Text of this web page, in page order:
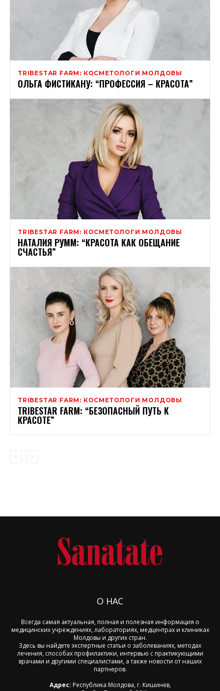
TRIBESTAR FARM: КОСМЕТОЛОГИ МОЛДОВЫ
ОЛЬГА ФИСТИКАНУ: “ПРОФЕССИЯ – КРАСОТА”
TRIBESTAR FARM: КОСМЕТОЛОГИ МОЛДОВЫ
НАТАЛИЯ РУММ: “КРАСОТА КАК ОБЕЩАНИЕ
СЧАСТЬЯ”
TRIBESTAR FARM: КОСМЕТОЛОГИ МОЛДОВЫ
TRIBESTAR FARM: “БЕЗОПАСНЫЙ ПУТЬ К
КРАСОТЕ”
О НАС
Всегда самая актуальная, полная и полезная информация о
медицинских учреждениях, лабораториях, медцентрах и клиниках
Молдовы и других стран.
Здесь вы найдете экспертные статьи о заболеваниях, методах
лечения, способах профилактики, интервью с практикующими
врачами и другими специалистами, а также новости от наших
партнеров.
Адрес: Республика Молдова, г. Кишинев,